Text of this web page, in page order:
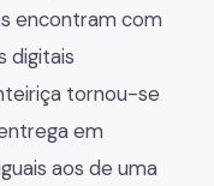
encontram com
digitais
tornou-se
em
aos de uma